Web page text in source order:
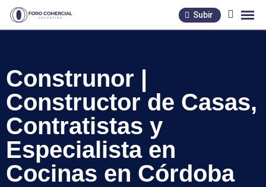
Skip
Subir
Construnor |
Constructor de Casas,
Contratistas y
Especialista en
Cocinas en Córdoba